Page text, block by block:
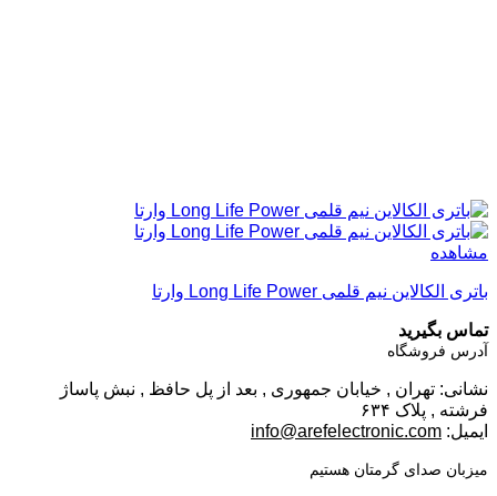
مشاهده
باتری الکالاین نیم قلمی Long Life Power وارتا
تماس بگیرید
آدرس فروشگاه
نشانی: تهران , خیابان جمهوری , بعد از پل حافظ , نبش پاساژ
فرشته , پلاک ۶۳۴
ایمیل: info@arefelectronic.com
میزبان صدای گرمتان هستیم